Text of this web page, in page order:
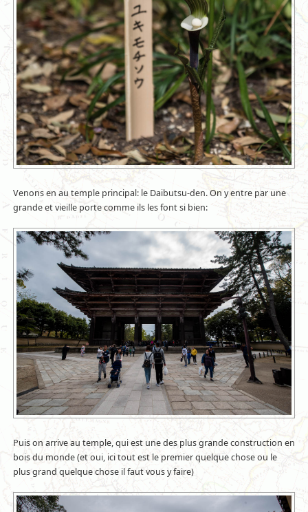
Venons en au temple principal: le Daibutsu-den. On y entre par une
grande et vieille porte comme ils les font si bien:
Puis on arrive au temple, qui est une des plus grande construction en
bois du monde (et oui, ici tout est le premier quelque chose ou le
plus grand quelque chose il faut vous y faire)